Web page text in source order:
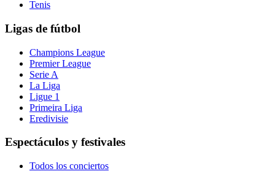
Tenis
Ligas de fútbol
Champions League
Premier League
Serie A
La Liga
Ligue 1
Primeira Liga
Eredivisie
Espectáculos y festivales
Todos los conciertos